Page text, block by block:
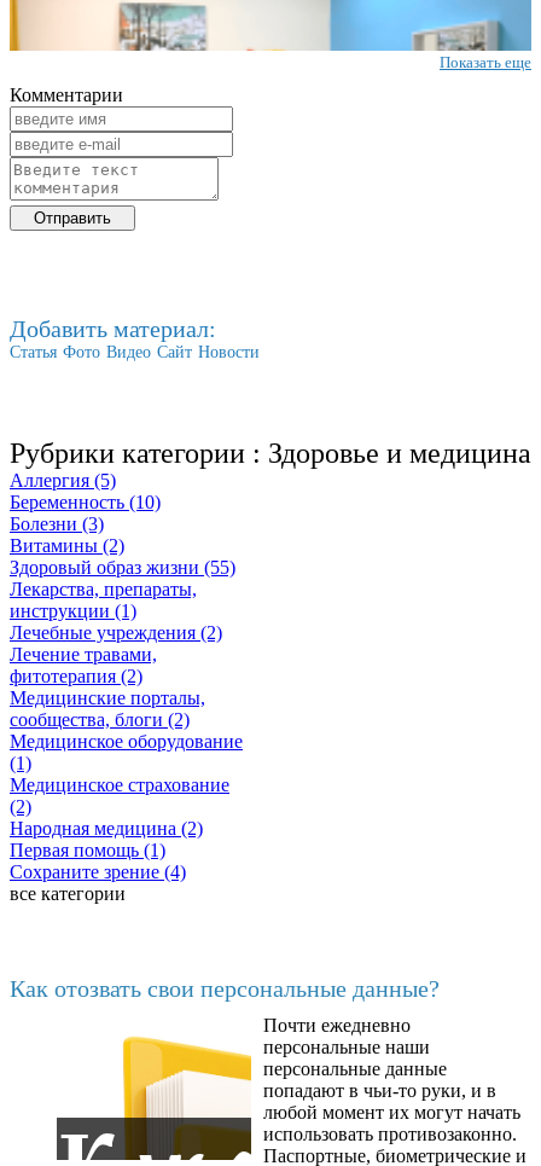
Показать еще
Комментарии
Добавить материал:
Статья Фото Видео Сайт Новости
Рубрики категории : Здоровье и медицина
Аллергия (5)
Беременность (10)
Болезни (3)
Витамины (2)
Здоровый образ жизни (55)
Лекарства, препараты,
инструкции (1)
Лечебные учреждения (2)
Лечение травами,
фитотерапия (2)
Медицинские порталы,
сообщества, блоги (2)
Медицинское оборудование
(1)
Медицинское страхование
(2)
Народная медицина (2)
Первая помощь (1)
Сохраните зрение (4)
все категории
Как отозвать свои персональные данные?
Почти ежедневно
персональные наши
персональные данные
попадают в чьи-то руки, и в
любой момент их могут начать
использовать противозаконно.
Паспортные, биометрические и